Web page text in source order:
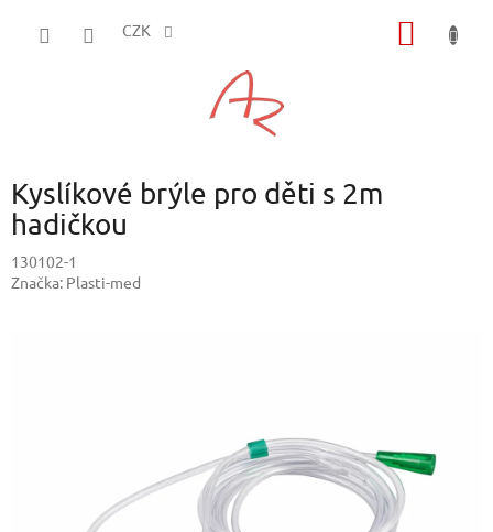
CZK
Kyslíkové brýle pro děti s 2m
hadičkou
130102-1
Značka: Plasti-med